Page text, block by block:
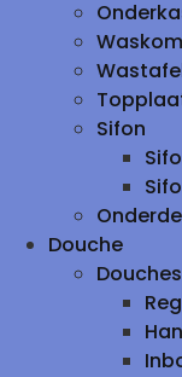
Sifon
Douche